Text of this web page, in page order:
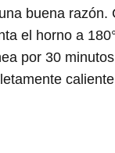
buena razón.
el horno a
por 30